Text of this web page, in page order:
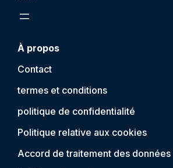
À propos
Contact
termes et conditions
politique de confidentialité
Politique relative aux cookies
Accord de traitement des données